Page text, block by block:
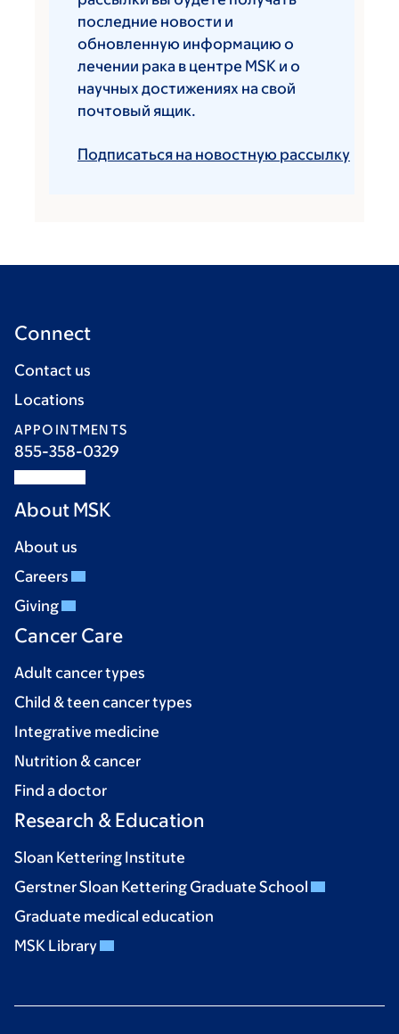
последние новости и
обновленную информацию о
лечении рака в центре MSK и о
научных достижениях на свой
почтовый ящик.
Подписаться на новостную рассылку
Connect
Contact us
Locations
APPOINTMENTS
855-358-0329
About MSK
About us
Careers
Giving
Cancer Care
Adult cancer types
Child & teen cancer types
Integrative medicine
Nutrition & cancer
Find a doctor
Research & Education
Sloan Kettering Institute
Gerstner Sloan Kettering Graduate School
Graduate medical education
MSK Library